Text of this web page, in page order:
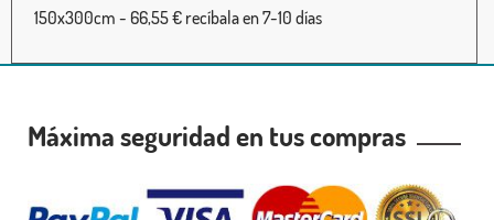
150x300cm - 66,55 € recíbala en 7-10 días
Máxima seguridad en tus compras